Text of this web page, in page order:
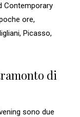
Contemporary
ore,
Picasso,
di
sono due